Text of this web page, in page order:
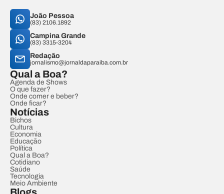
João Pessoa
(83) 2106.1892
Campina Grande
(83) 3315-3204
Redação
jornalismo@jornaldaparaiba.com.br
Qual a Boa?
Agenda de Shows
O que fazer?
Onde comer e beber?
Onde ficar?
Notícias
Bichos
Cultura
Economia
Educação
Política
Qual a Boa?
Cotidiano
Saúde
Tecnologia
Meio Ambiente